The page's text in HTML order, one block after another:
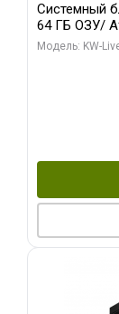
Системный
64 ГБ ОЗУ/
HDMI ATX
Модель: KW-